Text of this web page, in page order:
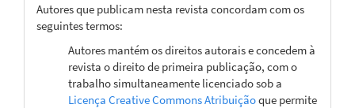
Autores que publicam nesta revista concordam com os
seguintes termos:
Autores mantém os direitos autorais e concedem à
revista o direito de primeira publicação, com o
trabalho simultaneamente licenciado sob a
Licença Creative Commons Atribuiçãoque permite